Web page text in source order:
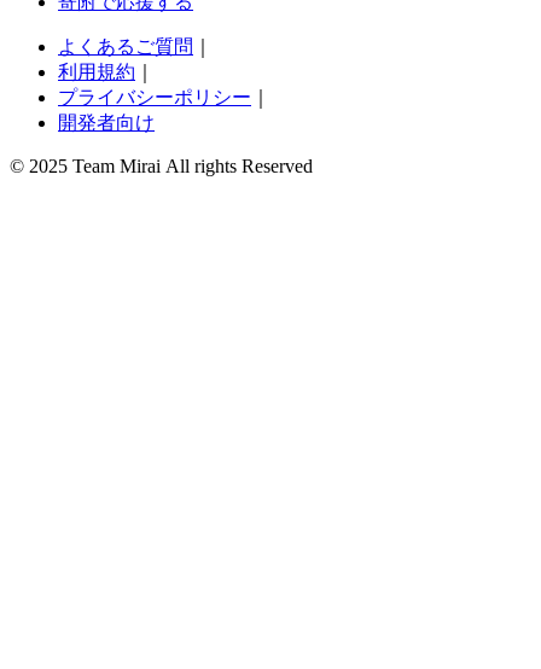
よくあるご質問
利用規約
プライバシーポリシー
開発者向け
© 2025 Team Mirai All rights Reserved